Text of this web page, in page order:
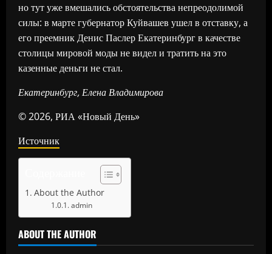
но тут уже вмешались обстоятельства непреодолимой
силы: в марте губернатор Куйвашев ушел в отставку, а
его преемник Денис Паслер Екатеринбург в качестве
столицы мировой моды не видел и тратить на это
казенные деньги не стал.
Екатеринбург, Елена Владимирова
© 2026, РИА «Новый День»
Источник
About the Author
admin
ABOUT THE AUTHOR